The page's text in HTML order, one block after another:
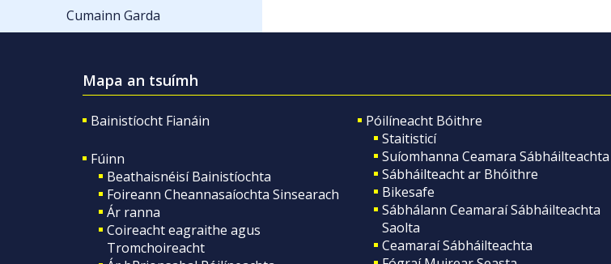
Cumainn Garda
Mapa an tsuímh
Bainistíocht Fianáin
Fúinn
Beathaisnéisí Bainistíochta
Foireann Cheannasaíochta Sinsearach
Ár ranna
Coireacht eagraithe agus
Tromchoireacht
Póilíneacht Bóithre
Staitisticí
Suíomhanna Ceamara Sábháilteachta
Sábháilteacht ar Bhóithre
Bikesafe
Sábhálann Ceamaraí Sábháilteachta
Saolta
Ceamaraí Sábháilteachta